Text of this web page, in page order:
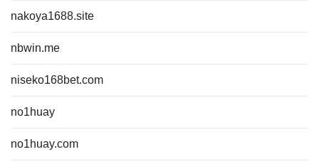
nakoya1688.site
nbwin.me
niseko168bet.com
no1huay
no1huay.com